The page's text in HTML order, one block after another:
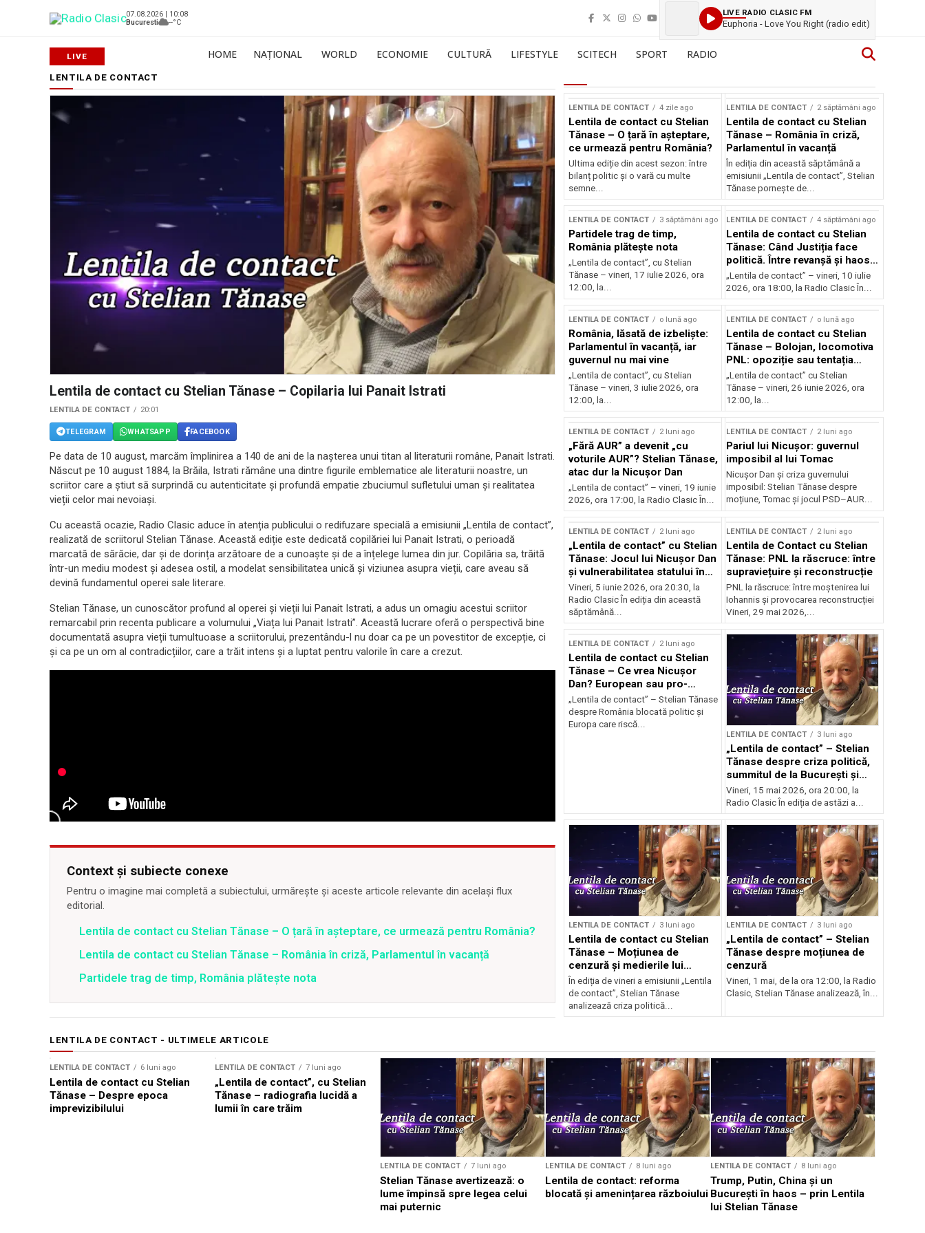
07.08.2026 | 10:08
Bucuresti
--°C
LIVE RADIO CLASIC FM
Euphoria - Love You Right (radio edit)
HOME NAȚIONAL WORLD ECONOMIE CULTURĂ LIFESTYLE SCITECH SPORT RADIO
LENTILA DE CONTACT
Lentila de contact cu Stelian Tănase – Copilaria lui Panait Istrati
LENTILA DE CONTACT 20:01
TELEGRAM WHATSAPP FACEBOOK
Pe data de 10 august, marcăm împlinirea a 140 de ani de la nașterea unui titan al literaturii române, Panait Istrati.
Născut pe 10 august 1884, la Brăila, Istrati rămâne una dintre figurile emblematice ale literaturii noastre, un
scriitor care a știut să surprindă cu autenticitate și profundă empatie zbuciumul sufletului uman și realitatea
vieții celor mai nevoiași.
Cu această ocazie, Radio Clasic aduce în atenția publicului o redifuzare specială a emisiunii „Lentila de contact”,
realizată de scriitorul Stelian Tănase. Această ediție este dedicată copilăriei lui Panait Istrati, o perioadă
marcată de sărăcie, dar și de dorința arzătoare de a cunoaște și de a înțelege lumea din jur. Copilăria sa, trăită
într-un mediu modest și adesea ostil, a modelat sensibilitatea unică și viziunea asupra vieții, care aveau să
devină fundamentul operei sale literare.
Stelian Tănase, un cunoscător profund al operei și vieții lui Panait Istrati, a adus un omagiu acestui scriitor
remarcabil prin recenta publicare a volumului „Viața lui Panait Istrati”. Această lucrare oferă o perspectivă bine
documentată asupra vieții tumultuoase a scriitorului, prezentându-l nu doar ca pe un povestitor de excepție, ci
și ca pe un om al contradicțiilor, care a trăit intens și a luptat pentru valorile în care a crezut.
Context și subiecte conexe
Pentru o imagine mai completă a subiectului, urmărește și aceste articole relevante din același flux
editorial.
Lentila de contact cu Stelian Tănase – O țară în așteptare, ce urmează pentru România?
Lentila de contact cu Stelian Tănase – România în criză, Parlamentul în vacanță
Partidele trag de timp, România plătește nota
LENTILA DE CONTACT 4 zile ago
Lentila de contact cu Stelian
Tănase – O țară în așteptare,
ce urmează pentru România?
Ultima ediție din acest sezon: între
bilanț politic și o vară cu multe
semne...
LENTILA DE CONTACT 2 săptămâni ago
Lentila de contact cu Stelian
Tănase – România în criză,
Parlamentul în vacanță
În ediția din această săptămână a
emisiunii „Lentila de contact”, Stelian
Tănase pornește de...
LENTILA DE CONTACT 3 săptămâni ago
Partidele trag de timp,
România plătește nota
„Lentila de contact”, cu Stelian
Tănase – vineri, 17 iulie 2026, ora
12:00, la...
LENTILA DE CONTACT 4 săptămâni ago
Lentila de contact cu Stelian
Tănase: Când Justiția face
politică. Între revanșă și haos
instituțional
„Lentila de contact” – vineri, 10 iulie
2026, ora 18:00, la Radio Clasic În...
LENTILA DE CONTACT o lună ago
România, lăsată de izbeliște:
Parlamentul în vacanță, iar
guvernul nu mai vine
„Lentila de contact”, cu Stelian
Tănase – vineri, 3 iulie 2026, ora
12:00, la...
LENTILA DE CONTACT o lună ago
Lentila de contact cu Stelian
Tănase – Bolojan, locomotiva
PNL: opoziție sau tentația
puterii?
„Lentila de contact” cu Stelian
Tănase – vineri, 26 iunie 2026, ora
12:00, la...
LENTILA DE CONTACT 2 luni ago
„Fără AUR” a devenit „cu
voturile AUR”? Stelian Tănase,
atac dur la Nicușor Dan
„Lentila de contact” – vineri, 19 iunie
2026, ora 17:00, la Radio Clasic În...
LENTILA DE CONTACT 2 luni ago
Pariul lui Nicușor: guvernul
imposibil al lui Tomac
Nicușor Dan și criza guvernului
imposibil: Stelian Tănase despre
moțiune, Tomac și jocul PSD–AUR...
LENTILA DE CONTACT 2 luni ago
„Lentila de contact” cu Stelian
Tănase: Jocul lui Nicușor Dan
și vulnerabilitatea statului în
fața crizelor
Vineri, 5 iunie 2026, ora 20:30, la
Radio Clasic În ediția din această
săptămână...
LENTILA DE CONTACT 2 luni ago
Lentila de Contact cu Stelian
Tănase: PNL la răscruce: între
supraviețuire și reconstrucție
PNL la răscruce: între moștenirea lui
Iohannis și provocarea reconstrucției
Vineri, 29 mai 2026,...
LENTILA DE CONTACT 2 luni ago
Lentila de contact cu Stelian
Tănase – Ce vrea Nicușor
Dan? European sau pro-
occidental?
„Lentila de contact” – Stelian Tănase
despre România blocată politic și
Europa care riscă...
LENTILA DE CONTACT 3 luni ago
„Lentila de contact” – Stelian
Tănase despre criza politică,
summitul de la București și
ascensiunea lui Bolojan
Vineri, 15 mai 2026, ora 20:00, la
Radio Clasic În ediția de astăzi a...
LENTILA DE CONTACT 3 luni ago
Lentila de contact cu Stelian
Tănase – Moțiunea de
cenzură și medierile lui
Nicușor
În ediția de vineri a emisiunii „Lentila
de contact”, Stelian Tănase
analizează criza politică...
LENTILA DE CONTACT 3 luni ago
„Lentila de contact” – Stelian
Tănase despre moțiunea de
cenzură
Vineri, 1 mai, de la ora 12:00, la Radio
Clasic, Stelian Tănase analizează, în...
LENTILA DE CONTACT - ULTIMELE ARTICOLE
LENTILA DE CONTACT 6 luni ago
Lentila de contact cu Stelian
Tănase – Despre epoca
imprevizibilului
LENTILA DE CONTACT 7 luni ago
„Lentila de contact”, cu Stelian
Tănase – radiografia lucidă a
lumii în care trăim
LENTILA DE CONTACT 7 luni ago
Stelian Tănase avertizează: o
lume împinsă spre legea celui
mai puternic
LENTILA DE CONTACT 8 luni ago
Lentila de contact: reforma
blocată și amenințarea războiului
LENTILA DE CONTACT 8 luni ago
Trump, Putin, China și un
București în haos – prin Lentila
lui Stelian Tănase